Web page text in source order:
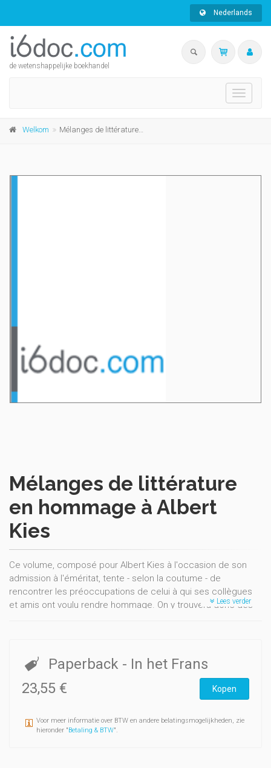
Nederlands
de wetenshappelijke boekhandel
Toggle
Welkom Mélanges de littérature en hommage à Albert Kies
Mélanges de littérature
en hommage à Albert
Kies
Ce volume, composé pour Albert Kies à l'occasion de son
admission à l'éméritat, tente - selon la coutume - de
rencontrer les préoccupations de celui à qui ses collègues
et amis ont voulu rendre hommage. On y trouvera donc des
même : Baudelaire et Nodier. Le bibliophile n'a pas non plus
été oublié.
Lees verder
Paperback - In het Frans
23,55 €
Kopen
Voor meer informatie over BTW en andere belatingsmogelijkheden, zie
hieronder "Betaling & BTW".